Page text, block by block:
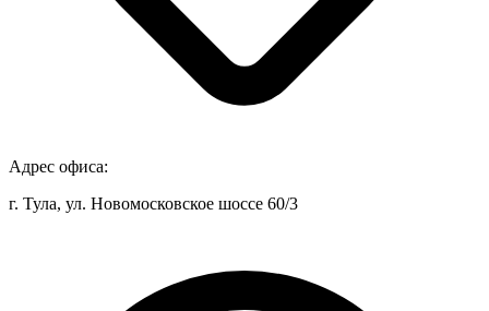
Адрес офиса:
г. Тула, ул. Новомосковское шоссе 60/3